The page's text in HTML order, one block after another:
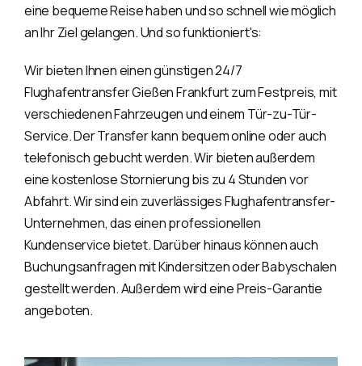
eine bequeme Reise haben und so schnell wie möglich
an Ihr Ziel gelangen. Und so funktioniert's:
Wir bieten Ihnen einen günstigen 24/7
Flughafentransfer Gießen Frankfurt zum Festpreis, mit
verschiedenen Fahrzeugen und einem Tür-zu-Tür-
Service. Der Transfer kann bequem online oder auch
telefonisch gebucht werden. Wir bieten außerdem
eine kostenlose Stornierung bis zu 4 Stunden vor
Abfahrt. Wir sind ein zuverlässiges Flughafentransfer-
Unternehmen, das einen professionellen
Kundenservice bietet. Darüber hinaus können auch
Buchungsanfragen mit Kindersitzen oder Babyschalen
gestellt werden. Außerdem wird eine Preis-Garantie
angeboten.